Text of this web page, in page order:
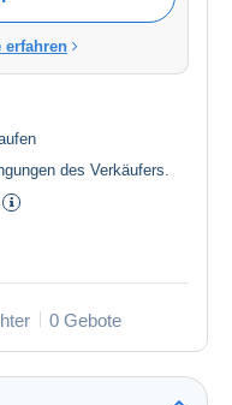
erfahren
des Verkäufers
0 Gebote